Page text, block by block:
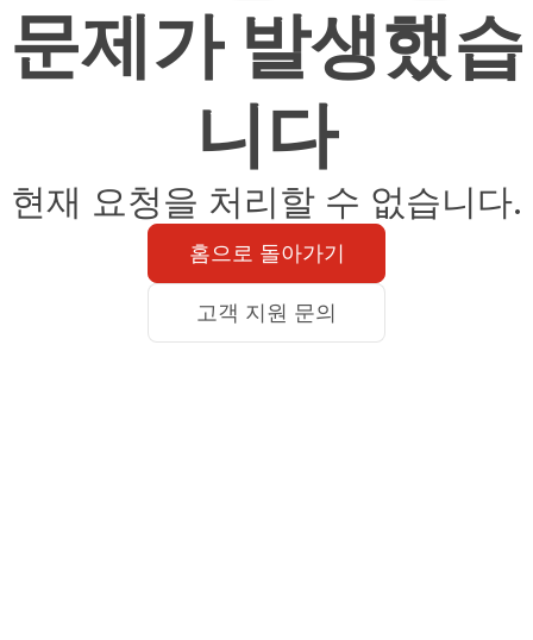
문제가 발생했습
니다
현재 요청을 처리할 수 없습니다.
홈으로 돌아가기
고객 지원 문의